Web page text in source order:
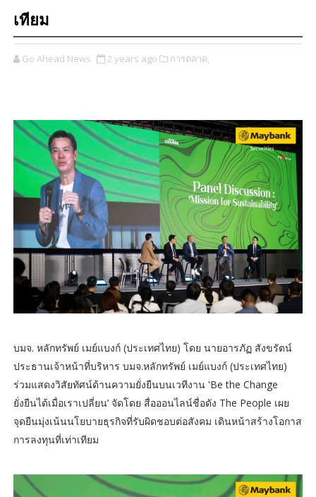
เทียม
Go Ahead News 2 years ago การตลาด,
บมจ. หลักทรัพย์ เมย์แบงก์ (ประเทศไทย) โดย นายอารภัฏ สังขรัตน์
ประธานเจ้าหน้าที่บริหาร บมจ.หลักทรัพย์ เมย์แบงก์ (ประเทศไทย)
ร่วมแสดงวิสัยทัศน์ด้านความยั่งยืนบนเวทีงาน 'Be the Change
ยั่งยืนได้เมื่อเราเปลี่ยน’ จัดโดย สื่อออนไลน์ชื่อดัง The People เผย
จุดยืนมุ่งเน้นนโยบายธุรกิจที่รับผิดชอบต่อสังคม เดินหน้าสร้างโอกาส
การลงทุนที่เท่าเทียม